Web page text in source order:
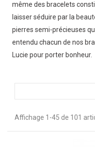
même des bracelets
laisser séduire par la
pierres semi-précieuses
entendu chacun de nos
Lucie pour porter bonheur.
Affichage 1-45 de 101